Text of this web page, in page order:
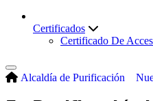
Certificados
Certificado De
Alcaldía de Purificación